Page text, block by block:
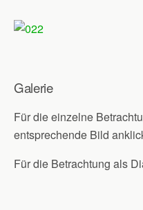
Galerie
Für die einzelne
entsprechende Bild
Für die Betrachtung als